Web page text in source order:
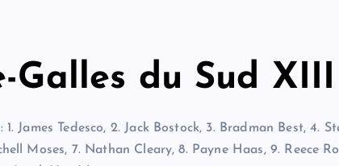
Galles du Sud XIII
: 1. James Tedesco, 2. Jack Bostock, 3. Bradman Best, 4.
Moses, 7. Nathan Cleary, 8. Payne Haas, 9. Reece